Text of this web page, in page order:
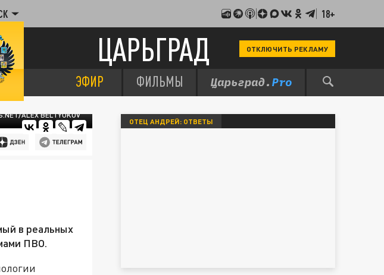
18+
ЦАРЬГРАД ОТКЛЮЧИТЬ РЕКЛАМУ
ЭФИР ФИЛЬМЫ
ALEX BELTYUKOV
в реальных
ПВО.
ОТЕЦ АНДРЕЙ: ОТВЕТЫ